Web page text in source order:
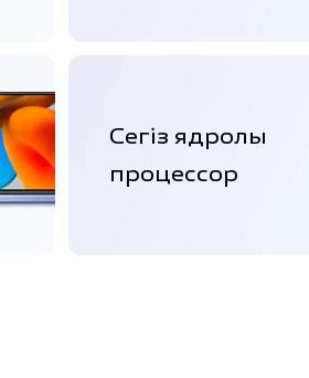
Сегіз ядролы
процессор